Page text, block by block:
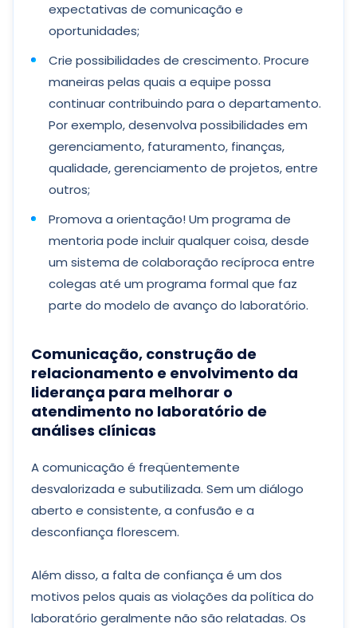
expectativas de comunicação e
oportunidades;
Crie possibilidades de crescimento. Procure
maneiras pelas quais a equipe possa
continuar contribuindo para o departamento.
Por exemplo, desenvolva possibilidades em
gerenciamento, faturamento, finanças,
qualidade, gerenciamento de projetos, entre
outros;
Promova a orientação! Um programa de
mentoria pode incluir qualquer coisa, desde
um sistema de colaboração recíproca entre
colegas até um programa formal que faz
parte do modelo de avanço do laboratório.
Comunicação, construção de
relacionamento e envolvimento da
liderança para melhorar o
atendimento no laboratório de
análises clínicas
A comunicação é freqüentemente
desvalorizada e subutilizada. Sem um diálogo
aberto e consistente, a confusão e a
desconfiança florescem.
Além disso, a falta de confiança é um dos
motivos pelos quais as violações da política do
laboratório geralmente não são relatadas. Os